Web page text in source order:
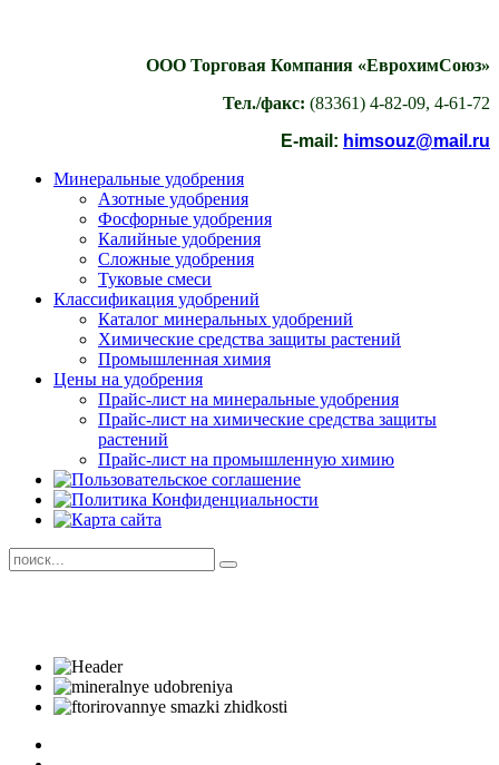
ООО Торговая Компания «ЕврохимСоюз»
Тел./факс: (83361) 4-82-09, 4-61-72
E-mail: himsouz@mail.ru
Минеральные удобрения
Азотные удобрения
Фосфорные удобрения
Калийные удобрения
Сложные удобрения
Туковые смеси
Классификация удобрений
Каталог минеральных удобрений
Химические средства защиты растений
Промышленная химия
Цены на удобрения
Прайс-лист на минеральные удобрения
Прайс-лист на химические средства защиты
растений
Прайс-лист на промышленную химию